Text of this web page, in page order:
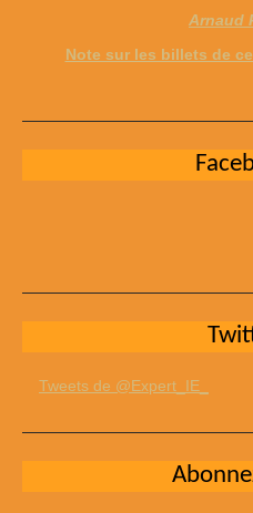
Arnaud
Note sur les billets de
Tweets de @Expert_IE_